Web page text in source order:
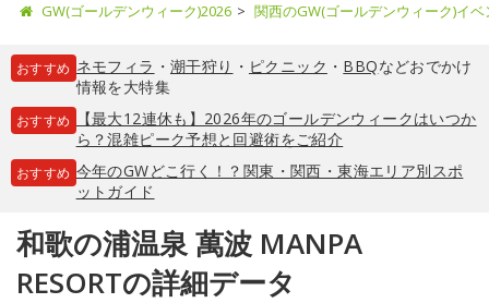
GW(ゴールデンウィーク)2026 関西のGW(ゴールデンウィーク)イ
おすすめ ネモフィラ ・ 潮干狩り ・ ピクニック ・ BBQなどおでかけ
情報を大特集
おすすめ
【最大12連休も】2026年のゴールデンウィークはいつか
ら？混雑ピーク予想と回避術をご紹介
おすすめ 今年のGWどこ行く！？関東・関西・東海エリア別スポ
ットガイド
和歌の浦温泉 萬波 MANPA
RESORTの詳細データ